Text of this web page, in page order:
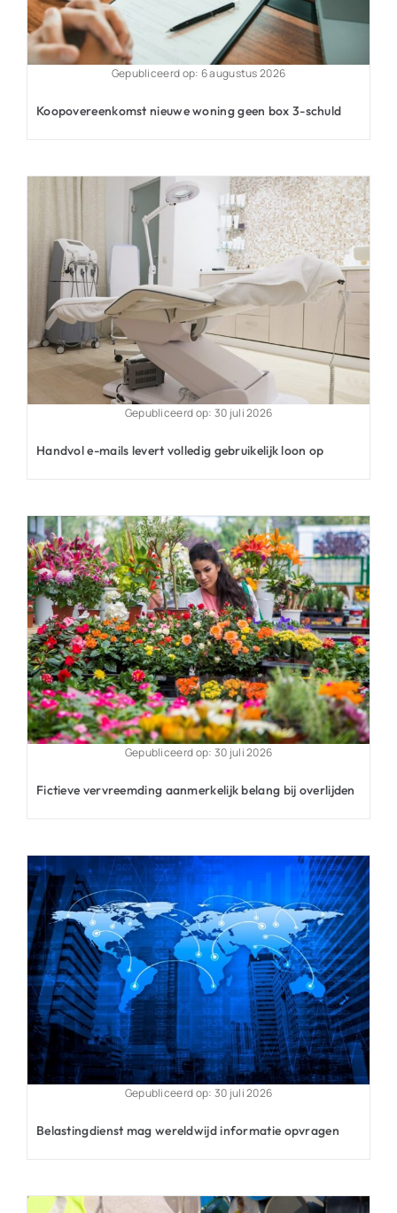
Gepubliceerd op: 6 augustus 2026
Koopovereenkomst nieuwe woning geen box 3-schuld
Gepubliceerd op: 30 juli 2026
Handvol e-mails levert volledig gebruikelijk loon op
Gepubliceerd op: 30 juli 2026
Fictieve vervreemding aanmerkelijk belang bij overlijden
Gepubliceerd op: 30 juli 2026
Belastingdienst mag wereldwijd informatie opvragen